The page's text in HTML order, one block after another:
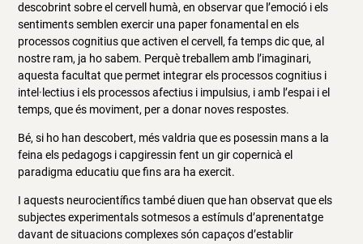
descobrint sobre el cervell humà, en observar que l’emoció i els
sentiments semblen exercir una paper fonamental en els
processos cognitius que activen el cervell, fa temps dic que, al
nostre ram, ja ho sabem. Perquè treballem amb l’imaginari,
aquesta facultat que permet integrar els processos cognitius i
intel·lectius i els processos afectius i impulsius, i amb l’espai i el
temps, que és moviment, per a donar noves respostes.
Bé, si ho han descobert, més valdria que es posessin mans a la
feina els pedagogs i capgiressin fent un gir copernicà el
paradigma educatiu que fins ara ha exercit.
I aquests neurocientífics també diuen que han observat que els
subjectes experimentals sotmesos a estímuls d’aprenentatge
davant de situacions complexes són capaços d’establir